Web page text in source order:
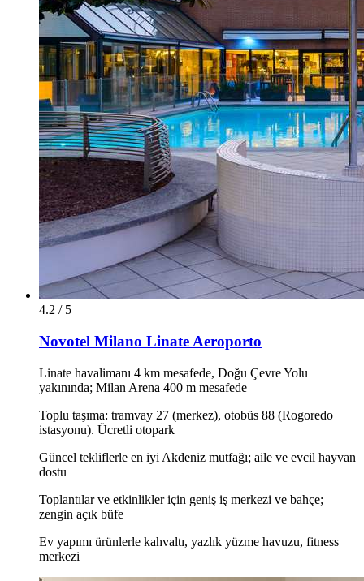
4.2 / 5
Novotel Milano Linate Aeroporto
Linate havalimanı 4 km mesafede, Doğu Çevre Yolu
yakınında; Milan Arena 400 m mesafede
Toplu taşıma: tramvay 27 (merkez), otobüs 88 (Rogoredo
istasyonu). Ücretli otopark
Güncel tekliflerle en iyi Akdeniz mutfağı; aile ve evcil hayvan
dostu
Toplantılar ve etkinlikler için geniş iş merkezi ve bahçe;
zengin açık büfe
Ev yapımı ürünlerle kahvaltı, yazlık yüzme havuzu, fitness
merkezi